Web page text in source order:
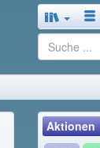
Aktionen